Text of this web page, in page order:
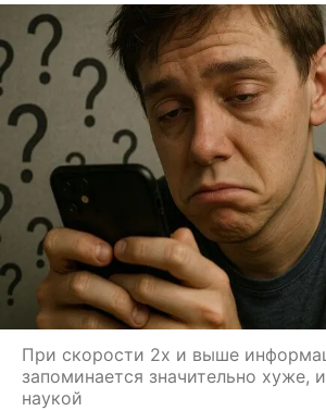
При скорости 2x и выше
запоминается значительно хуже,
наукой